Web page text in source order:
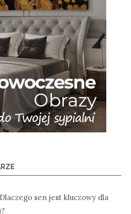
Dlaczego sen jest kluczowy dla